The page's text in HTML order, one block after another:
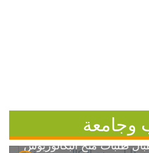
وجامعة
طلبات منح البكالوريوس